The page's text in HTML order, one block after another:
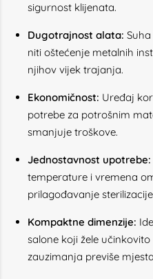
sigurnost klijenata.
Dugotrajnost alata:
niti oštećenje metalnih
njihov vijek trajanja.
Ekonomičnost: Uređaj
potrebe za potrošnim
smanjuje troškove.
Jednostavnost upotrebe:
temperature i vremena
prilagođavanje
Kompaktne dimenzije:
salone koji žele
zauzimanja previše